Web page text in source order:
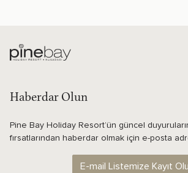
Haberdar Olun
Pine Bay Holiday Resort’ün güncel
fırsatlarından haberdar olmak için e-posta
E-mail Listemize Kayıt